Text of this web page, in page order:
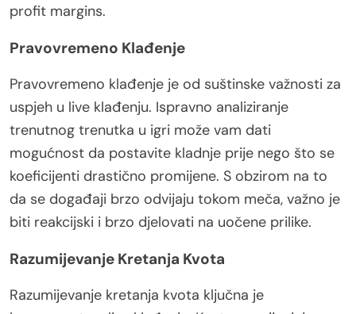
profit margins.
Pravovremeno Klađenje
Pravovremeno klađenje je od suštinske važnosti za
uspjeh u live klađenju. Ispravno analiziranje
trenutnog trenutka u igri može vam dati
mogućnost da postavite kladnje prije nego što se
koeficijenti drastično promijene. S obzirom na to
da se događaji brzo odvijaju tokom meča, važno je
biti reakcijski i brzo djelovati na uočene prilike.
Razumijevanje Kretanja Kvota
Razumijevanje kretanja kvota ključna je